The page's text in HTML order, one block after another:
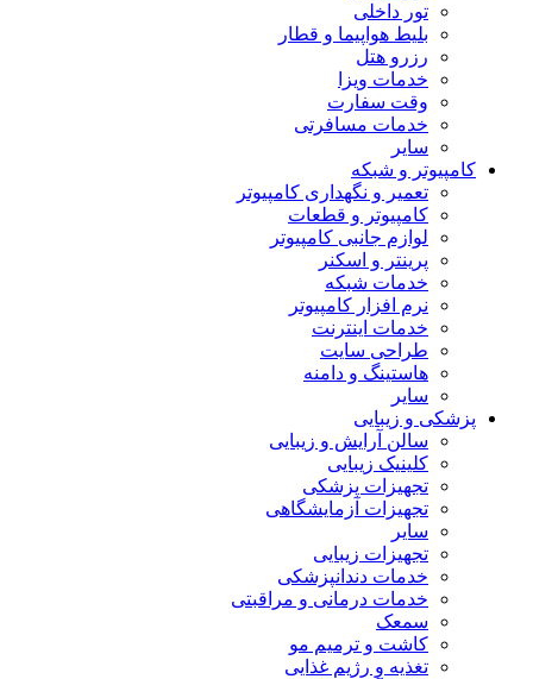
تور داخلی
بلیط هواپیما و قطار
رزرو هتل
خدمات ویزا
وقت سفارت
خدمات مسافرتی
سایر
کامپیوتر و شبکه
تعمیر و نگهداری کامپیوتر
کامپیوتر و قطعات
لوازم جانبی کامپیوتر
پرینتر و اسکنر
خدمات شبکه
نرم افزار کامپیوتر
خدمات اینترنت
طراحی سایت
هاستینگ و دامنه
سایر
پزشکی و زیبایی
سالن آرایش و زیبایی
کلینیک زیبایی
تجهیزات پزشکی
تجهیزات آزمایشگاهی
سایر
تجهیزات زیبایی
خدمات دندانپزشکی
خدمات درمانی و مراقبتی
سمعک
کاشت و ترمیم مو
تغذیه و رژیم غذایی